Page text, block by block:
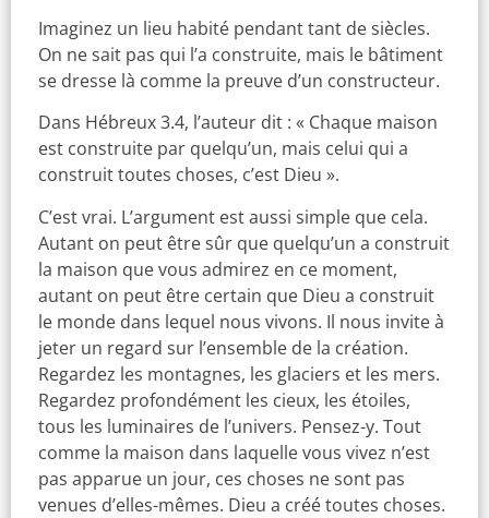
Imaginez un lieu habité pendant tant de siècles.
On ne sait pas qui l’a construite, mais le bâtiment
se dresse là comme la preuve d’un constructeur.
Dans Hébreux 3.4, l’auteur dit : « Chaque maison
est construite par quelqu’un, mais celui qui a
construit toutes choses, c’est Dieu ».
C’est vrai. L’argument est aussi simple que cela.
Autant on peut être sûr que quelqu’un a construit
la maison que vous admirez en ce moment,
autant on peut être certain que Dieu a construit
le monde dans lequel nous vivons. Il nous invite à
jeter un regard sur l’ensemble de la création.
Regardez les montagnes, les glaciers et les mers.
Regardez profondément les cieux, les étoiles,
tous les luminaires de l’univers. Pensez-y. Tout
comme la maison dans laquelle vous vivez n’est
pas apparue un jour, ces choses ne sont pas
venues d’elles-mêmes. Dieu a créé toutes choses.